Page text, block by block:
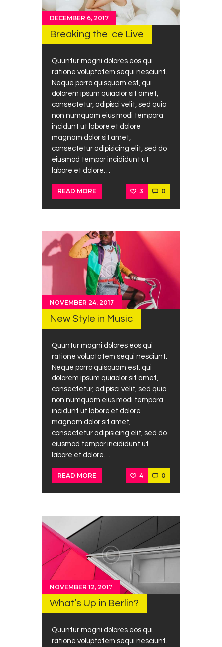
DECEMBER 6, 2017
Breaking the Ice Live
Quuntur magni dolores eos qui
ratione voluptatem sequi nesciunt.
Neque porro quisquam est, qui
dolorem ipsum quiaolor sit amet,
consectetur, adipisci velit, sed quia
non numquam eius modi tempora
incidunt ut labore et dolore
magnam dolor sit amet,
consectetur adipisicing elit, sed do
eiusmod tempor incididunt ut
labore et dolore…
READ MORE 3 0
NOVEMBER 24, 2017
New Style in Music
Quuntur magni dolores eos qui
ratione voluptatem sequi nesciunt.
Neque porro quisquam est, qui
dolorem ipsum quiaolor sit amet,
consectetur, adipisci velit, sed quia
non numquam eius modi tempora
incidunt ut labore et dolore
magnam dolor sit amet,
consectetur adipisicing elit, sed do
eiusmod tempor incididunt ut
labore et dolore…
READ MORE 4 0
NOVEMBER 12, 2017
What’s Up in Berlin?
Quuntur magni dolores eos qui
ratione voluptatem sequi nesciunt.